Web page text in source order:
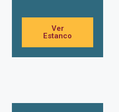
Ver
Estanco